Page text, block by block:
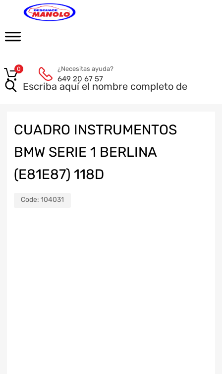
¿Necesitas ayuda?
649 20 67 57
0
CUADRO INSTRUMENTOS
BMW SERIE 1 BERLINA
(E81E87) 118D
Code: 104031